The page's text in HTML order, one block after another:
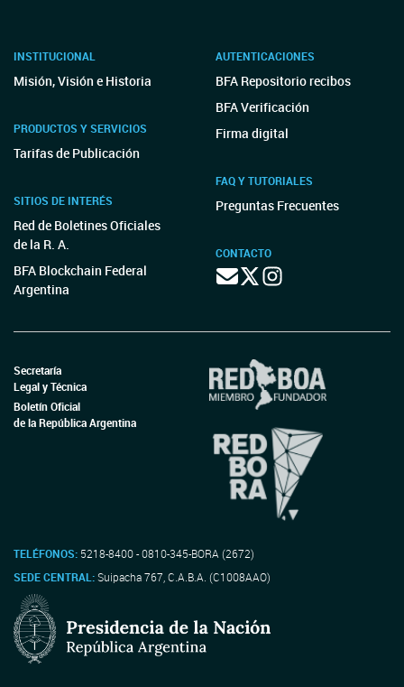
INSTITUCIONAL
Misión, Visión e Historia
PRODUCTOS Y SERVICIOS
Tarifas de Publicación
SITIOS DE INTERÉS
Red de Boletines Oficiales
de la R. A.
BFA Blockchain Federal
Argentina
AUTENTICACIONES
BFA Repositorio recibos
BFA Verificación
Firma digital
FAQ Y TUTORIALES
Preguntas Frecuentes
CONTACTO
Secretaría
Legal y Técnica
Boletín Oficial
de la República Argentina
TELÉFONOS: 5218-8400 - 0810-345-BORA (2672)
SEDE CENTRAL:Suipacha 767, C.A.B.A. (C1008AAO)